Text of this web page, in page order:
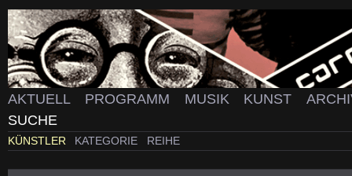
AKTUELL PROGRAMM MUSIK KUNST
SUCHE
KÜNSTLER KATEGORIE REIHE